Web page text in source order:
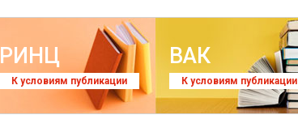
РИНЦ
К условиям публикации
ВАК
К условиям публикации